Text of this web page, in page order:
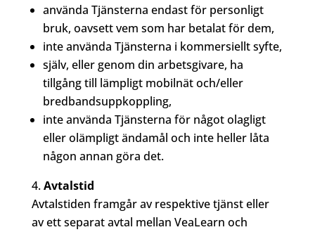
använda Tjänsterna endast för personligt
bruk, oavsett vem som har betalat för dem,
inte använda Tjänsterna i kommersiellt syfte,
själv, eller genom din arbetsgivare, ha
tillgång till lämpligt mobilnät och/eller
bredbandsuppkoppling,
inte använda Tjänsterna för något olagligt
eller olämpligt ändamål och inte heller låta
någon annan göra det.
Avtalstid
Avtalstiden framgår av respektive tjänst eller
av ett separat avtal mellan VeaLearn och